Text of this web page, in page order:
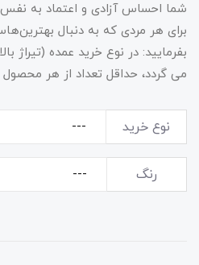
شما احساس آزادی و اعتماد به
برای هر مردی که به دنبال
بفرمایید: در نوع خرید عمده (تیراژ
می گردد، حداقل تعداد از هر محصول 36 عدد می باشد.
نوع خرید
رنگ